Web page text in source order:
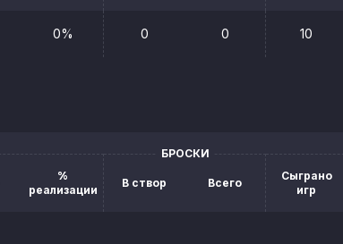
0% 0 0 10
%
реализации
БРОСКИ
В створ Всего
Сыграно
игр